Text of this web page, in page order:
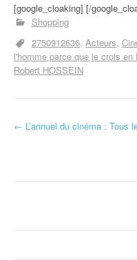
[google_cloaking] [/
Shopping
2750912636 Acteurs
l'homme parce que je crois en
Robert HOSSEIN
Navigation
← L’annuel du cinéma : Tous